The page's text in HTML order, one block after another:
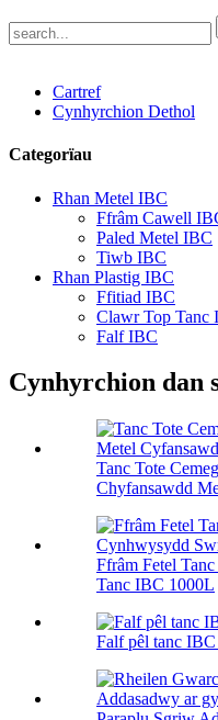
Cartref
Cynhyrchion Dethol
Categorïau
Rhan Metel IBC
Ffrâm Cawell
Paled Metel IBC
Tiwb IBC
Rhan Plastig IBC
Ffitiad IBC
Clawr Top Tanc
Falf IBC
Cynhyrchion dan
Tanc Tote
Chyfansawdd
Ffrâm Fetel
Tanc IBC 1000L
Falf pêl tanc